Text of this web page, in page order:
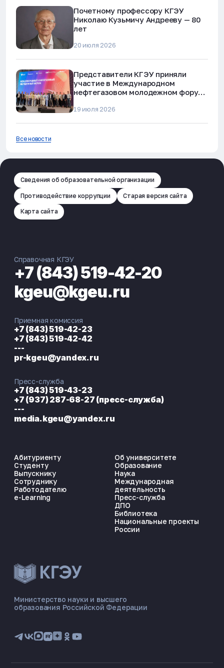
ЭНЕРГОКОД — ПОМОЩНИК КГЭУ
📋 Приёмная комиссия
🏠 Общежитие
Почетному профессору КГЭУ
Николаю Кузьмичу Андрееву — 80
лет
20 июля 2026
Представители КГЭУ приняли
участие в Международном
нефтегазовом молодежном форуме
19 июля 2026
Все новости
Сведения об образовательной организации
Противодействие коррупции Старая версия сайта
Карта сайта
Министерство науки и высшего
образования Российской Федерации
Абитуриенту
Студенту
Выпускнику
Сотруднику
Работодателю
e-Learning
Об университете
Образование
Наука
Международная
деятельность
Пресс-служба
ДПО
Библиотека
Национальные проекты
России
Справочная КГЭУ
+7 (843) 519-42-20
kgeu@kgeu.ru
Приемная комиссия
+7 (843) 519-42-23
+7 (843) 519-42-42
---
pr-kgeu@yandex.ru
Пресс-служба
+7 (843) 519-43-23
+7 (937) 287-68-27 (пресс-служба)
---
media.kgeu@yandex.ru